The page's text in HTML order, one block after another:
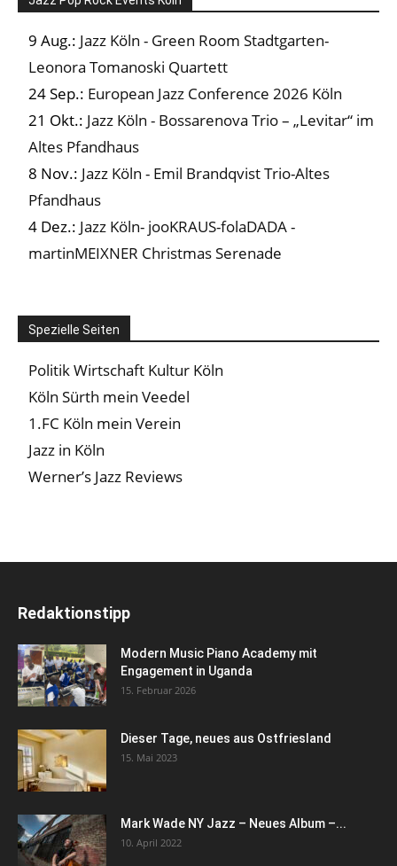
9 Aug.: Jazz Köln - Green Room Stadtgarten-
Leonora Tomanoski Quartett
24 Sep.: European Jazz Conference 2026 Köln
21 Okt.: Jazz Köln - Bossarenova Trio – „Levitar“ im
Altes Pfandhaus
8 Nov.: Jazz Köln - Emil Brandqvist Trio-Altes
Pfandhaus
4 Dez.: Jazz Köln- jooKRAUS-folaDADA -
martinMEIXNER Christmas Serenade
Spezielle Seiten
Politik Wirtschaft Kultur Köln
Köln Sürth mein Veedel
1.FC Köln mein Verein
Jazz in Köln
Werner’s Jazz Reviews
Redaktionstipp
Modern Music Piano Academy mit
Engagement in Uganda
15. Februar 2026
Dieser Tage, neues aus Ostfriesland
15. Mai 2023
Mark Wade NY Jazz – Neues Album –...
10. April 2022